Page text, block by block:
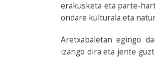
erakusketa eta parte-
ondare kulturala eta
Aretxabaletan egingo
izango dira eta jente